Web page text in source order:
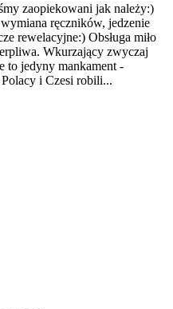
zaopiekowani jak należy:)
ręczników, jedzenie
rewelacyjne:) Obsługa miło
Wkurzający zwyczaj
to jedyny mankament -
i Czesi robili...